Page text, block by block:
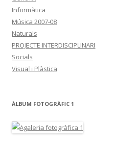
Informàtica
Música 2007-08
Naturals
PROJECTE INTERDISCIPLINARI
Socials
Visual i Plàstica
ÀLBUM FOTOGRÀFIC 1